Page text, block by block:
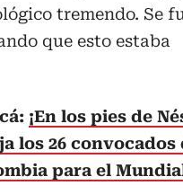
tremendo. Se
que esto estaba
¡En los pies de
los 26 convocados
para el